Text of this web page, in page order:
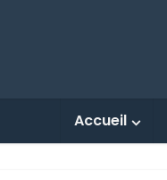
Accueil